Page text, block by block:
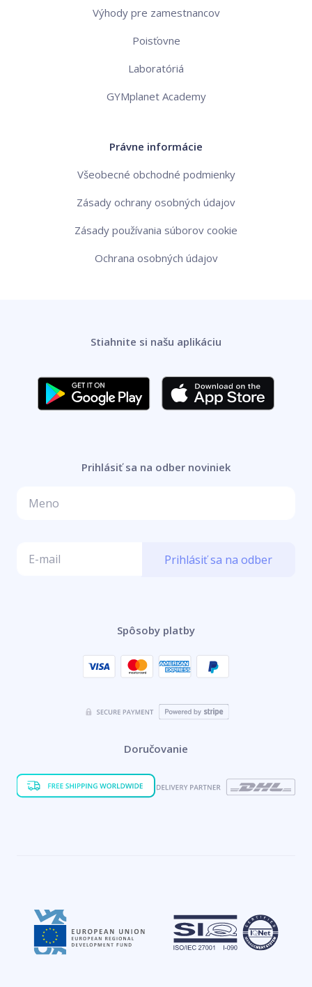
Výhody pre zamestnancov
Poisťovne
Laboratóriá
GYMplanet Academy
Právne informácie
Všeobecné obchodné podmienky
Zásady ochrany osobných údajov
Zásady používania súborov cookie
Ochrana osobných údajov
Stiahnite si našu aplikáciu
Prihlásiť sa na odber noviniek
Prihlásiť sa na odber
Spôsoby platby
Doručovanie